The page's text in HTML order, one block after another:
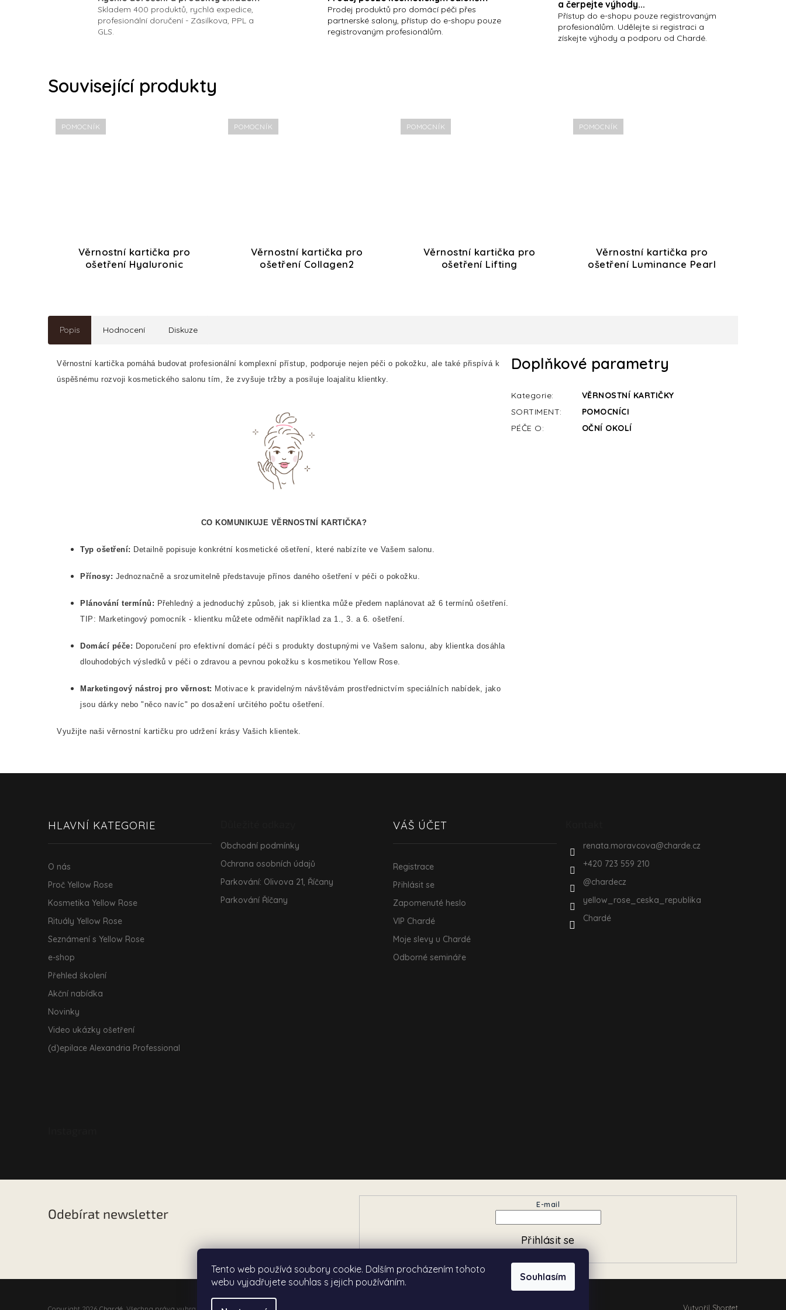
Tento web používá soubory cookie. Dalším procházením tohoto
webu vyjadřujete souhlas s jejich používáním.
Souhlasím
Skladem 400 produktů, rychlá expedice,
profesionální doručení - Zásilkova, PPL a
GLS.
Prodej produktů pro domácí péči přes
partnerské salony, přístup do e-shopu pouze
registrovaným profesionálům.
a čerpejte výhody...
Přístup do e-shopu pouze registrovaným
profesionálům. Udělejte si registraci a
získejte výhody a podporu od Chardé.
Související produkty
POMOCNÍK
Věrnostní kartička pro
ošetření Hyaluronic
POMOCNÍK
Věrnostní kartička pro
ošetření Collagen2
POMOCNÍK
Věrnostní kartička pro
ošetření Lifting
POMOCNÍK
Věrnostní kartička pro
ošetření Luminance Pearl
Popis Hodnocení Diskuze
Věrnostní kartička pomáhá budovat profesionální komplexní přístup, podporuje nejen péči o pokožku, ale také přispívá k
úspěšnému rozvoji kosmetického salonu tím, že zvyšuje tržby a posiluje loajalitu klientky.
CO KOMUNIKUJE VĚRNOSTNÍ KARTIČKA?
Typ ošetření: Detailně popisuje konkrétní kosmetické ošetření, které nabízíte ve Vašem salonu.
Přínosy: Jednoznačně a srozumitelně představuje přínos daného ošetření v péči o pokožku.
Plánování termínů: Přehledný a jednoduchý způsob, jak si klientka může předem naplánovat až 6 termínů ošetření.
TIP: Marketingový pomocník - klientku můžete odměňit například za 1., 3. a 6. ošetření.
Domácí péče: Doporučení pro efektivní domácí péči s produkty dostupnými ve Vašem salonu, aby klientka dosáhla
dlouhodobých výsledků v péči o zdravou a pevnou pokožku s kosmetikou Yellow Rose.
Marketingový nástroj pro věrnost: Motivace k pravidelným návštěvám prostřednictvím speciálních nabídek, jako
jsou dárky nebo "něco navíc" po dosažení určitého počtu ošetření.
Využijte naši věrnostní kartičku pro udržení krásy Vašich klientek.
Doplňkové parametry
Kategorie:
VĚRNOSTNÍ KARTIČKY
SORTIMENT:
POMOCNÍCI
PÉČE O: OČNÍ OKOLÍ
HLAVNÍ KATEGORIE
O nás
Proč Yellow Rose
Kosmetika Yellow Rose
Rituály Yellow Rose
Seznámení s Yellow Rose
e-shop
Přehled školení
Akční nabídka
Novinky
Video ukázky ošetření
(d)epilace Alexandria Professional
Obchodní podmínky
Ochrana osobních údajů
Parkování: Olivova 21, Říčany
Parkování Říčany
VÁŠ ÚČET
Registrace
Přihlásit se
Zapomenuté heslo
VIP Chardé
Moje slevy u Chardé
Odborné semináře
renata.moravcova@charde.cz
+420 723 559 210
@chardecz
yellow_rose_ceska_republika
Chardé
Odebírat newsletter
E-mail
Přihlásit se
Vytvořil Shoptet